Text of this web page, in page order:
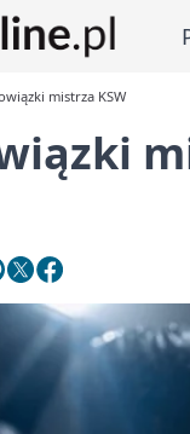
mistrza KSW